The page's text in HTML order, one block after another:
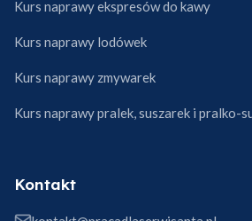
Kurs naprawy ekspresów do kawy
Kurs naprawy lodówek
Kurs naprawy zmywarek
Kurs naprawy pralek, suszarek i pralko-
Kontakt